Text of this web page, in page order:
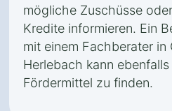
mögliche Zuschüsse
Kredite informieren. Ein
mit einem Fachberater in
Herlebach kann
Fördermittel zu finden.